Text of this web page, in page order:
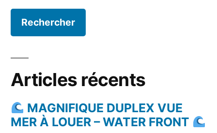
Articles récents
MAGNIFIQUE DUPLEX VUE
MER À LOUER – WATER FRONT